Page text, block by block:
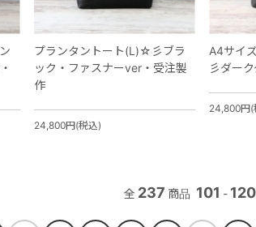
プランタントート(L)☆彡ブラ
ック・ファスナーver・受注製
作
24,800円(税込)
A4サイ
彡ダー
24,800円(
全 237 商品 101 - 120